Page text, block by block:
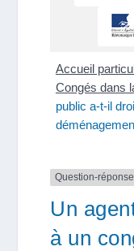
Accueil
Congés dans
public a-t-il
Question-réponse
Un
à un